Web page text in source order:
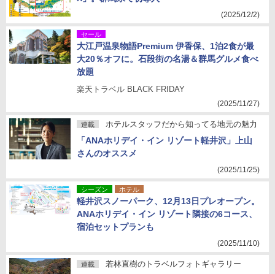
(2025/12/2)
セール
大江戸温泉物語Premium 伊香保、1泊2食が最
大20％オフに。石段街の名湯＆群馬グルメ食べ
放題
楽天トラベル BLACK FRIDAY
(2025/11/27)
連載 ホテルスタッフだから知ってる地元の魅力
「ANAホリデイ・イン リゾート軽井沢」上山
さんのオススメ
(2025/11/25)
シーズン ホテル
軽井沢スノーパーク、12月13日プレオープン。
ANAホリデイ・イン リゾート隣接の6コース、
宿泊セットプランも
(2025/11/10)
連載 若林直樹のトラベルフォトギャラリー